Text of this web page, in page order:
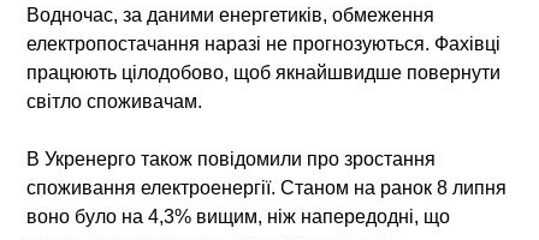
Водночас, за даними енергетиків, обмеження
електропостачання наразі не прогнозуються. Фахівці
працюють цілодобово, щоб якнайшвидше повернути
світло споживачам.
В Укренерго також повідомили про зростання
споживання електроенергії. Станом на ранок 8 липня
воно було на 4,3% вищим, ніж напередодні, що